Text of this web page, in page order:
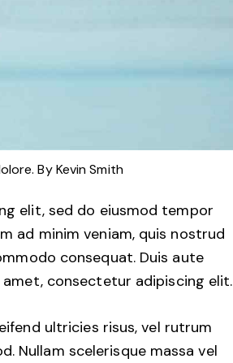
ByKevin Smith
elit, sed do eiusmod tempor
ad minim veniam, quis nostrud
consequat. Duis aute
consectetur adipiscing elit.
ultricies risus, vel rutrum
Nullam scelerisque massa vel